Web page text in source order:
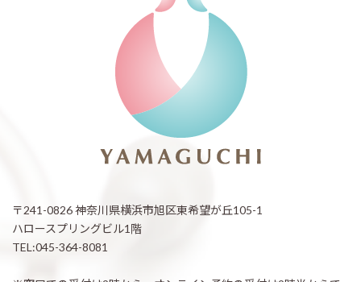
〒241-0826 神奈川県横浜市旭区東希望が丘105-1
ハロースプリングビル1階
TEL:045-364-8081